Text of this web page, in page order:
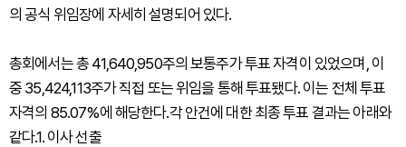
의 공식 위임장에 자세히 설명되어 있다.
총회에서는 총 41,640,950주의 보통주가 투표 자격이 있었으며, 이
중 35,424,113주가 직접 또는 위임을 통해 투표됐다. 이는 전체 투표
자격의 85.07%에 해당한다.각 안건에 대한 최종 투표 결과는 아래와
같다.1. 이사 선출